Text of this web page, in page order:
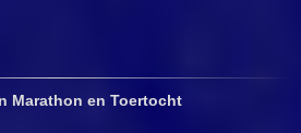
Marathon en Toertocht